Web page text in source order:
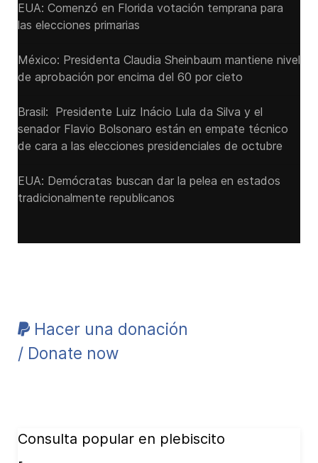
EUA: Comenzó en Florida votación temprana para
las elecciones primarias
México: Presidenta Claudia Sheinbaum mantiene nivel
de aprobación por encima del 60 por cieto
Brasil: Presidente Luiz Inácio Lula da Silva y el
senador Flavio ‌Bolsonaro están en empate técnico
de cara a las ‌elecciones presidenciales de octubre
EUA: Demócratas buscan dar la pelea en estados
tradicionalmente republicanos
Hacer una donación
/ Donate now
Consulta popular en plebiscito